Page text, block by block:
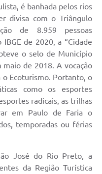
é banhada pelos rios
divisa com o Triângulo
de 8.959 pessoas
de 2020, a “Cidade
o selo de Município
de 2018. A vocação
Ecoturismo. Portanto, o
como os esportes
radicais, as trilhas
em Paulo de Faria o
temporadas ou férias
José do Rio Preto, a
da Região Turística